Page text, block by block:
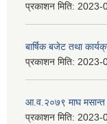
प्रकाशन मिति: 2023-
बार्षिक बजेट तथा
प्रकाशन मिति: 2023-
आ.व.२०७९ माघ
प्रकाशन मिति: 2023-